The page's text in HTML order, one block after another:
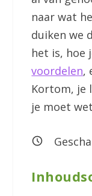
naar wat
duiken we
het is, hoe
voordelen,
Kortom, je
je moet